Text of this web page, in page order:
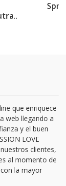
que enriquece
web llegando a
y el buen
LOVE
clientes,
al momento de
la mayor